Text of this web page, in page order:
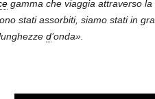
gamma che viaggia attraverso la
stati assorbiti, siamo stati in
d’onda».